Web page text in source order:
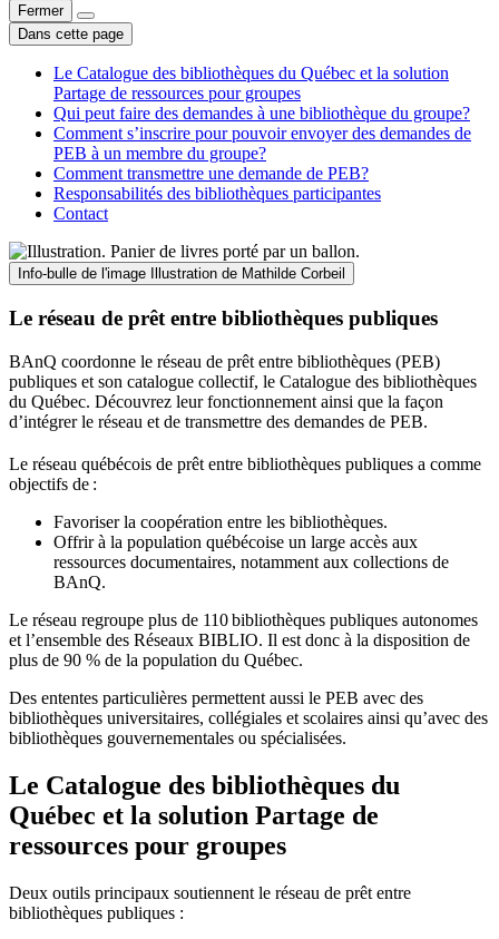
Fermer
Dans cette page
Le Catalogue des bibliothèques du Québec et la solution
Partage de ressources pour groupes
Qui peut faire des demandes à une bibliothèque du groupe?
Comment s’inscrire pour pouvoir envoyer des demandes de
PEB à un membre du groupe?
Comment transmettre une demande de PEB?
Responsabilités des bibliothèques participantes
Contact
Info-bulle de l'image Illustration de Mathilde Corbeil
Le réseau de prêt entre bibliothèques publiques
BAnQ coordonne le réseau de prêt entre bibliothèques (PEB)
publiques et son catalogue collectif, le Catalogue des bibliothèques
du Québec. Découvrez leur fonctionnement ainsi que la façon
d’intégrer le réseau et de transmettre des demandes de PEB.
Le réseau québécois de prêt entre bibliothèques publiques a comme
objectifs de :
Favoriser la coopération entre les bibliothèques.
Offrir à la population québécoise un large accès aux
ressources documentaires, notamment aux collections de
BAnQ.
Le réseau regroupe plus de 110bibliothèques publiques autonomes
et l’ensemble des Réseaux BIBLIO. Il est donc à la disposition de
plus de 90 % de la population du Québec.
Des ententes particulières permettent aussi le PEB avec des
bibliothèques universitaires, collégiales et scolaires ainsi qu’avec des
bibliothèques gouvernementales ou spécialisées.
Le Catalogue des bibliothèques du
Québec et la solution Partage de
ressources pour groupes
Deux outils principaux soutiennent le réseau de prêt entre
bibliothèques publiques :